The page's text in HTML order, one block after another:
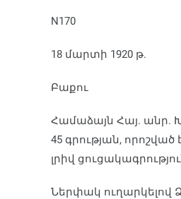
N170
18 մարտի 1920 թ.
Բաքու
Համաձայն Հայ. անր.
45 գրության,
լրիվ
Ներփակ